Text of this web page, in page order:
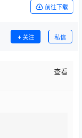
前往下载
关注 私信
查看